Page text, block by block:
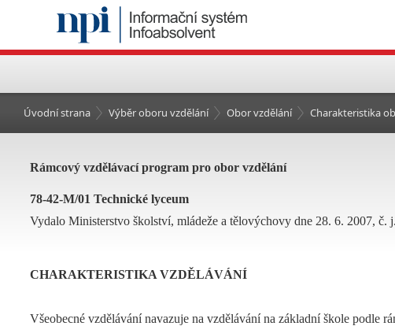
Úvodní strana Výběr oboru vzdělání Obor vzdělání Charakteristika
Rámcový vzdělávací program pro obor vzdělání
78-42-M/01 Technické lyceum
Vydalo Ministerstvo školství, mládeže a tělovýchovy dne 28. 6. 2007, č.
CHARAKTERISTIKA VZDĚLÁVÁNÍ
Všeobecné vzdělávání navazuje na vzdělávání na základní škole podle